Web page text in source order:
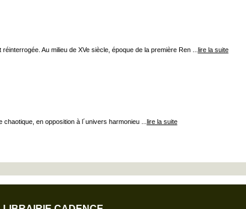
Au milieu de XVe siècle, époque de la première Ren ... lire la suite
en opposition à l´univers harmonieu ... lire la suite